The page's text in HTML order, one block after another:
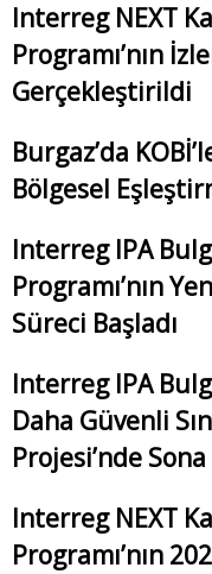
Interreg NEXT
Programı’nın
Gerçekleştirildi
Burgaz’da
Bölgesel
Interreg IPA
Programı’nın
Süreci Başladı
Interreg IPA
Daha Güvenli
Projesi’nde
Interreg NEXT
Programı’nın